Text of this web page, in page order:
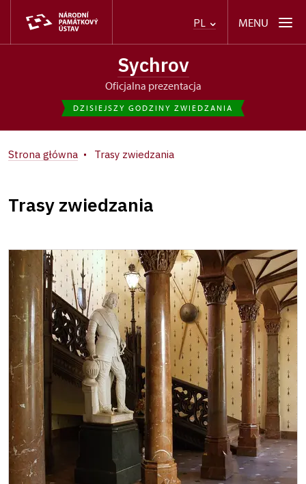
PL MENU
Sychrov
Oficjalna prezentacja
DZISIEJSZY GODZINY ZWIEDZANIA
Strona główna Trasy zwiedzania
Trasy zwiedzania